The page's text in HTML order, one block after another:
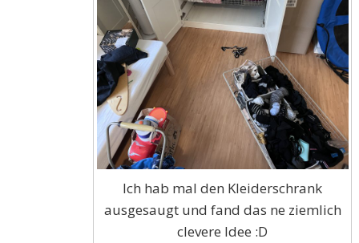
Ich hab mal den Kleiderschrank
ausgesaugt und fand das ne ziemlich
clevere Idee :D